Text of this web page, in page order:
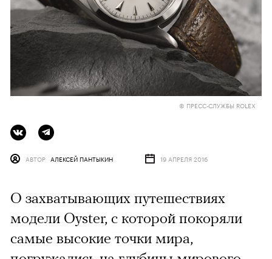
© ПРЕСС-СЛУЖБЫ ROLEX
АВТОР АЛЕКСЕЙ ПАНТЫКИН 19 АПРЕЛЯ 2016
О захватывающих путешествиях
модели Oyster, с которой покоряли
самые высокие точки мира,